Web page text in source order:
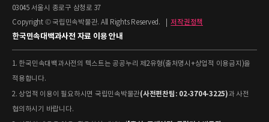
03045 서울시 종로구 삼청로 37
Copyright © 국립민속박물관. All Rights Reserved.
저작권정책
한국민속대백과사전 자료 이용 안내
1. 한국민속대백과사전의 텍스트는 공공누리 제2유형(출처명시+상업적 이용금지)을
적용합니다.
2. 상업적 이용이 필요하시면 국립민속박물관(사전편찬팀: 02-3704-3225)과 사전
협의하시기 바랍니다.